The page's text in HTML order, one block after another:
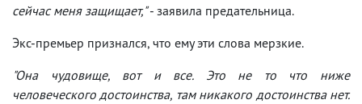
сейчас меня защищает,"- заявила предательница.
Экс-премьер признался, что ему эти слова мерзкие.
"Она чудовище, вот и все. Это не то что ниже
человеческого достоинства, там никакого достоинства нет.